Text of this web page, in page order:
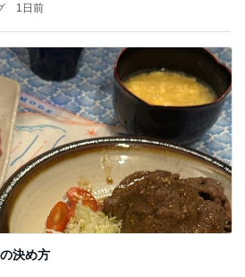
1日前
決め方